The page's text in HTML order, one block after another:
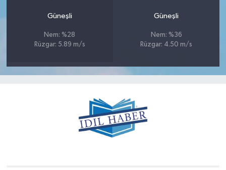
Güneşli
Nem: %28
Rüzgar: 5.89 m/s
Güneşli
Nem: %36
Rüzgar: 4.50 m/s